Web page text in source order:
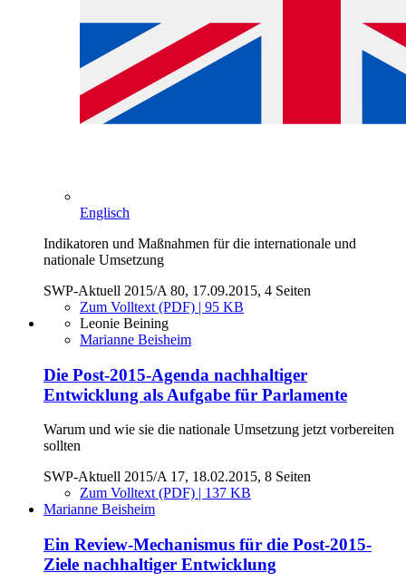
Englisch
Indikatoren und Maßnahmen für die internationale und
nationale Umsetzung
SWP-Aktuell 2015/A 80, 17.09.2015, 4 Seiten
Zum Volltext (PDF) | 95 KB
Leonie Beining
Marianne Beisheim
Die Post-2015-Agenda nachhaltiger
Entwicklung als Aufgabe für Parlamente
Warum und wie sie die nationale Umsetzung jetzt vorbereiten
sollten
SWP-Aktuell 2015/A 17, 18.02.2015, 8 Seiten
Zum Volltext (PDF) | 137 KB
Marianne Beisheim
Ein Review-Mechanismus für die Post-2015-
Ziele nachhaltiger Entwicklung